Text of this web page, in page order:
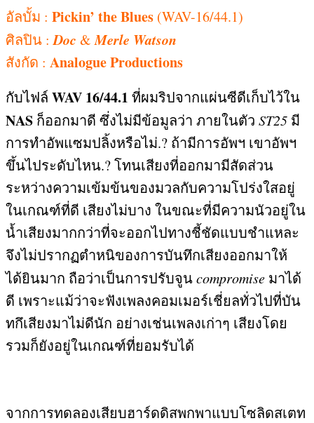
อัลบั้ม : Pickin’ the Blues (WAV-16/44.1)
ศิลปิน :Doc &Merle Watson
สังกัด : Analogue Productions
กับไฟล์ WAV 16/44.1 ที่ผมริปจากแผ่นซีดีเก็บไว้ใน
NAS ก็ออกมาดี ซึ่งไม่มีข้อมูลว่า ภายในตัว ST25 มี
การทำอัพแซมปลิ้งหรือไม่.? ถ้ามีการอัพฯ เขาอัพฯ
ขึ้นไประดับไหน.?โทนเสียงที่ออกมามีสัดส่วน
ระหว่างความเข้มข้นของมวลกับความโปร่งใสอยู่
ในเกณฑ์ที่ดี เสียงไม่บาง ในขณะที่มีความนัวอยู่ใน
น้ำเสียงมากกว่าที่จะออกไปทางชี้ชัดแบบชำแหละ
จึงไม่ปรากฏตำหนิของการบันทึกเสียงออกมาให้
ได้ยินมาก ถือว่าเป็นการปรับจูนcompromise มาได้
ดี เพราะแม้ว่าจะฟังเพลงคอมเมอร์เชี่ยลทั่วไปที่บัน
ทกึเสียงมาไม่ดีนัก อย่างเช่นเพลงเก่าๆ เสียงโดย
รวมก็ยังอยู่ในเกณฑ์ที่ยอมรับได้
จากการทดลองเสียบฮาร์ดดิสพกพาแบบโซลิดสเตท